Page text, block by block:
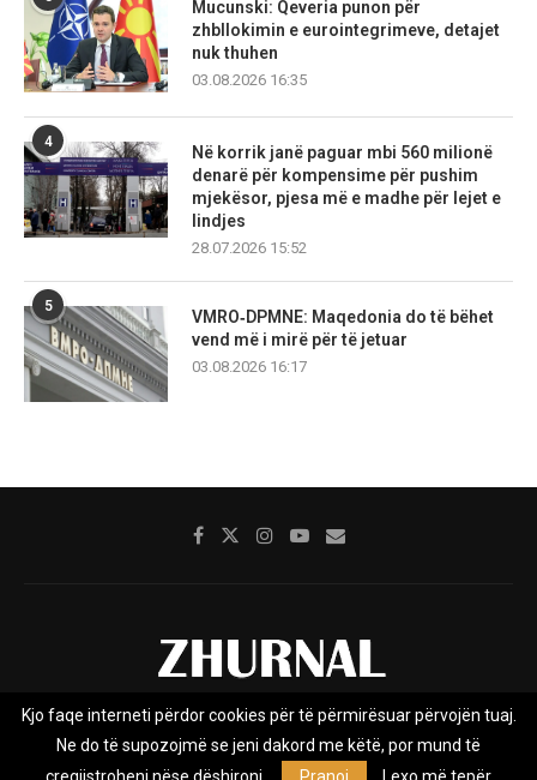
Mucunski: Qeveria punon për
zhbllokimin e eurointegrimeve, detajet
nuk thuhen
03.08.2026 16:35
4
Në korrik janë paguar mbi 560 milionë
denarë për kompensime për pushim
mjekësor, pjesa më e madhe për lejet e
lindjes
28.07.2026 15:52
5
VMRO‑DPMNE: Maqedonia do të bëhet
vend më i mirë për të jetuar
03.08.2026 16:17
Rreth nesh Impresumi Marketing
Kontakt
Privacy Policy
Kjo faqe interneti përdor cookies për të përmirësuar përvojën tuaj.
Ne do të supozojmë se jeni dakord me këtë, por mund të